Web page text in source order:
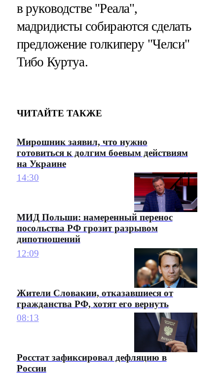
в руководстве "Реала",
мадридисты собираются сделать
предложение голкиперу "Челси"
Тибо Куртуа.
ЧИТАЙТЕ ТАКЖЕ
Мирошник заявил, что нужно
готовиться к долгим боевым действиям
на Украине
14:30
МИД Польши: намеренный перенос
посольства РФ грозит разрывом
дипотношений
12:09
Жители Словакии, отказавшиеся от
гражданства РФ, хотят его вернуть
08:13
Росстат зафиксировал дефляцию в
России